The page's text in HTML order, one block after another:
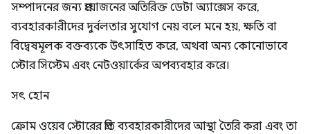
সম্পাদনের জন্য প্রয়োজনের অতিরিক্ত ডেটা অ্যাক্সেস করে,
ব্যবহারকারীদের দুর্বলতার সুযোগ নেয় বলে মনে হয়, ক্ষতি বা
বিদ্বেষমূলক বক্তব্যকে উৎসাহিত করে, অথবা অন্য কোনোভাবে
স্টোর সিস্টেম এবং নেটওয়ার্কের অপব্যবহার করে।
সৎ হোন
ক্রোম ওয়েব স্টোরের প্রতি ব্যবহারকারীদের আস্থা তৈরি করা এবং তা